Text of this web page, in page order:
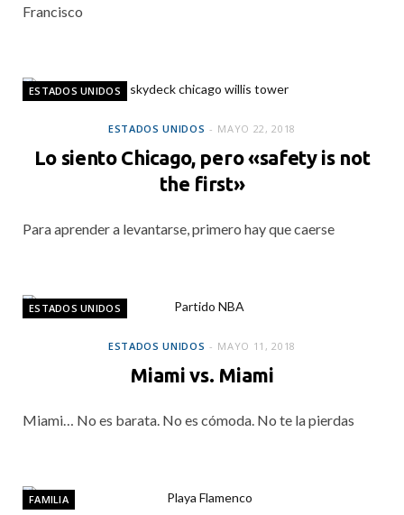
Francisco
ESTADOS UNIDOS
ESTADOS UNIDOS MAYO 22, 2018
Lo siento Chicago, pero «safety is not
the first»
Para aprender a levantarse, primero hay que caerse
ESTADOS UNIDOS
ESTADOS UNIDOS MAYO 11, 2018
Miami vs. Miami
Miami… No es barata. No es cómoda. No te la pierdas
FAMILIA